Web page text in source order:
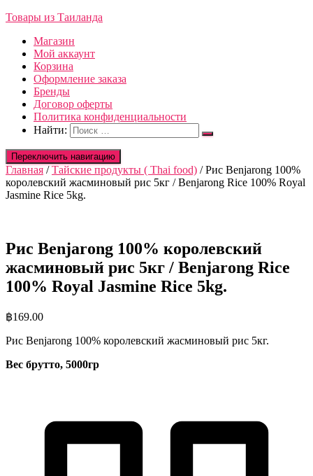
Товары из Таиланда
Магазин
Мой аккаунт
Корзина
Оформление заказа
Бренды
Договор оферты
Политика конфиденциальности
Найти:
Переключить навигацию
Главная /Тайские продукты ( Thai food) / Рис Benjarong 100%
королевский жасминовый рис 5кг / Benjarong Rice 100% Royal
Jasmine Rice 5kg.
Рис Benjarong 100% королевский
жасминовый рис 5кг / Benjarong Rice
100% Royal Jasmine Rice 5kg.
฿169.00
Рис Benjarong 100% королевский жасминовый рис 5кг.
Вес брутто, 5000гр